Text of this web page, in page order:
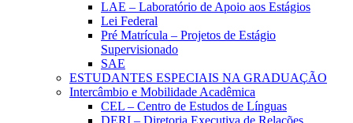
LAE – Laboratório de Apoio aos Estágios
Lei Federal
Pré Matrícula – Projetos de Estágio
Supervisionado
SAE
ESTUDANTES ESPECIAIS NA GRADUAÇÃO
Intercâmbio e Mobilidade Acadêmica
CEL – Centro de Estudos de Línguas
DERI – Diretoria Executiva de Relações